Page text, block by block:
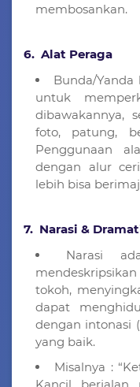
membosankan.
6. Alat Peraga
Bunda/
untuk
dibawakannya,
foto, patung,
Penggunaan
dengan alur
lebih bisa
7. Narasi &
Narasi
tokoh,
dapat
dengan intonasi
yang baik.
Misalnya :